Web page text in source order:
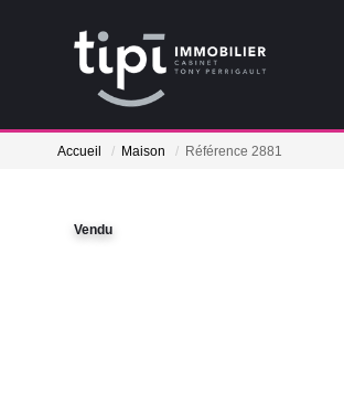
Accueil Maison Référence 2881
Vendu